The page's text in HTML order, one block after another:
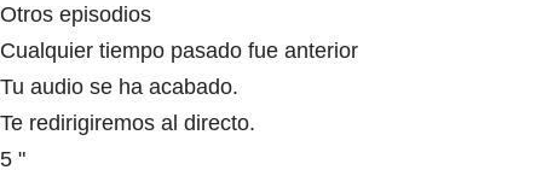
Otros episodios
Cualquier tiempo pasado fue anterior
Tu audio se ha acabado.
Te redirigiremos al directo.
5 "